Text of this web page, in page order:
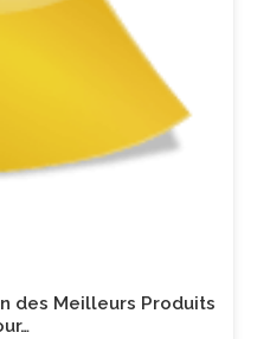
des Meilleurs Produits